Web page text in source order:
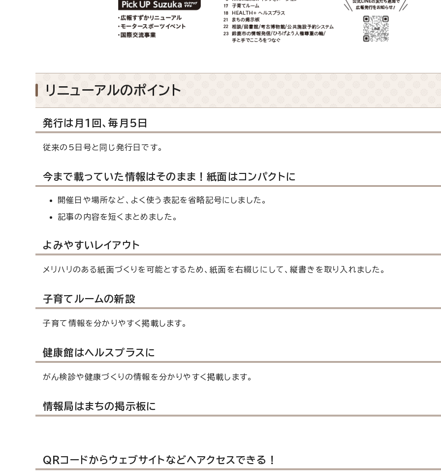
リニューアルのポイント
発行は月1回、毎月5日
従来の5日号と同じ発行日です。
今まで載っていた情報はそのまま！紙面はコンパクトに
開催日や場所など、よく使う表記を省略記号にしました。
記事の内容を短くまとめました。
よみやすいレイアウト
メリハリのある紙面づくりを可能とするため、紙面を右綴じにして、縦書きを取り入れました。
子育てルームの新設
子育て情報を分かりやすく掲載します。
健康館はヘルスプラスに
がん検診や健康づくりの情報を分かりやすく掲載します。
情報局はまちの掲示板に
QRコードからウェブサイトなどへアクセスできる！